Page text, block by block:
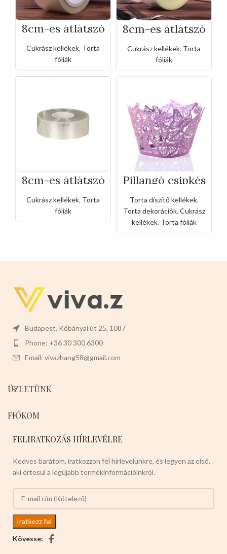
8cm-es átlátszó
torta acetát
fólia (0.5kg-os)
Cukrász kellékek, Torta
fóliák
8cm-es átlátszó
torta acetát
fólia (1kg-os)
Cukrász kellékek, Torta
fóliák
8cm-es átlátszó
torta acetát
fólia (2kg-os)
Cukrász kellékek, Torta
fóliák
Pillangó csipkés
muffingyűrű
(10db-os)
Torta díszítő kellékek,
Torta dekorációk, Cukrász
kellékek, Torta fóliák
Budapest, Kőbányai út 25, 1087
Phone: +36 30 300 6300
Email: vivazhang58@gmail.com
ÜZLETÜNK
FIÓKOM
FELIRATKOZÁS HÍRLEVÉLRE
Kedves barátom, iratkozzon fel hírlevelünkre, és legyen az első,
aki értesül a legújabb termékinformációinkról.
Kövesse: